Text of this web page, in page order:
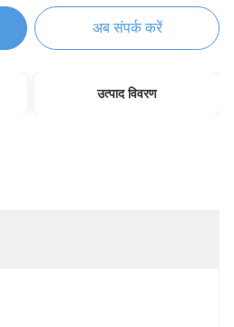
अब संपर्क करें
उत्पाद विवरण